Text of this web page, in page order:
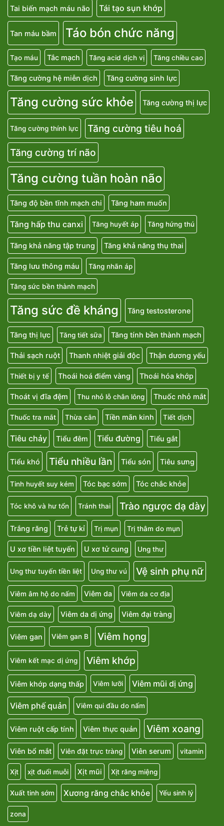
Tai biến mạch máu não Tái tạo sụn khớp
Tan máu bầm Táo bón chức năng
Tạo máu Tắc mạch Tăng acid dịch vị Tăng chiều cao
Tăng cường hệ miễn dịch Tăng cường sinh lực
Tăng cường sức khỏe Tăng cường thị lực
Tăng cường thính lực
Tăng cường tiêu hoá
Tăng cường trí não
Tăng cường tuần hoàn não
Tăng độ bền tĩnh mạch chi Tăng ham muốn
Tăng hấp thu canxi Tăng huyết áp Tăng hứng thú
Tăng khả năng tập trung Tăng khả năng thụ thai
Tăng lưu thông máu Tăng nhãn áp
Tăng sức bền thành mạch
Tăng sức đề kháng Tăng testosterone
Tăng thị lực Tăng tiết sữa Tăng tính bền thành mạch
Thải sạch ruột Thanh nhiệt giải độc Thận dương yếu
Thiết bị y tế Thoái hoá điểm vàng Thoái hóa khớp
Thoát vị đĩa đệm Thu nhỏ lỗ chân lông Thuốc nhỏ mắt
Thuốc tra mắt Thừa cân Tiền mãn kinh Tiết dịch
Tiêu chảy Tiểu đêm Tiểu đường Tiểu gắt
Tiểu khó Tiểu nhiều lần Tiểu són Tiêu sưng
Tinh huyết suy kém Tóc bạc sớm Tóc chắc khỏe
Tóc khô và hư tổn Tránh thai Trào ngược dạ dày
Trắng răng Trẻ tự kỉ Trị mụn Trị thâm do mụn
U xơ tiền liệt tuyến U xơ tử cung Ung thư
Ung thư tuyến tiền liệt Ung thư vú Vệ sinh phụ nữ
Viêm âm hộ do nấm Viêm da Viêm da cơ địa
Viêm dạ dày Viêm da dị ứng Viêm đại tràng
Viêm gan Viêm gan B Viêm họng
Viêm kết mạc dị ứng Viêm khớp
Viêm khớp dạng thấp Viêm lưỡi Viêm mũi dị ứng
Viêm phế quản Viêm qui đầu do nấm
Viêm ruột cấp tính Viêm thực quản Viêm xoang
Viên bổ mắt Viên đặt trực tràng Viên serum vitamin
Xịt xịt đuổi muỗi Xịt mũi Xịt răng miệng
Xuất tinh sớm Xương răng chắc khỏe Yếu sinh lý
zona